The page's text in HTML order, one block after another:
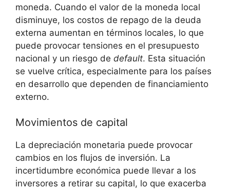
moneda. Cuando el⁣ valor de la moneda local
⁢disminuye, los costos de repago ⁣de la deuda
externa aumentan ⁣en términos locales, lo que⁢
puede provocar ⁢tensiones en el ‍presupuesto
nacional ​y ⁣un riesgo de default. ⁢Esta⁣ situación
se vuelve crítica,⁣ especialmente para ⁤los países
en desarrollo‍ que dependen de financiamiento
externo.
Movimientos de ⁣capital
La depreciación‍ monetaria puede provocar
cambios en los flujos de inversión. La
incertidumbre económica⁤ puede ⁢llevar a los
inversores a retirar su capital, lo ‌que ⁢exacerba